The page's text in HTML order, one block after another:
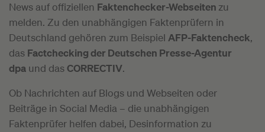
News auf offiziellen Faktenchecker-Webseiten zu
melden. Zu den unabhängigen Faktenprüfern in
Deutschland gehören zum Beispiel AFP-Faktencheck,
das Factchecking der Deutschen Presse-Agentur
dpa und dasCORRECTIV.
Ob Nachrichten auf Blogs und Webseiten oder
Beiträge in Social Media – die unabhängigen
Faktenprüfer helfen dabei, Desinformation zu